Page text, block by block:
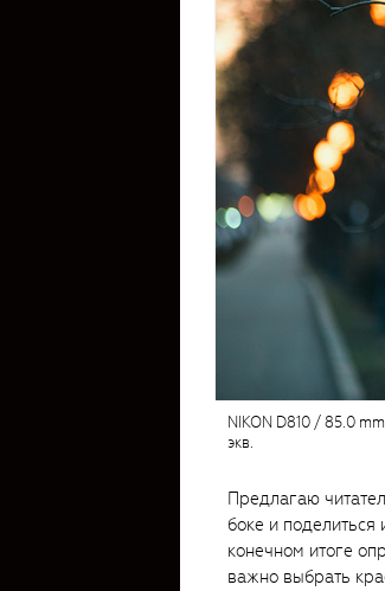
NIKON D810 / 85.0
экв.
Предлагаю
боке и поделиться
конечном итоге
важно выбрать